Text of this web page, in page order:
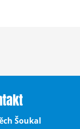
Šoukal